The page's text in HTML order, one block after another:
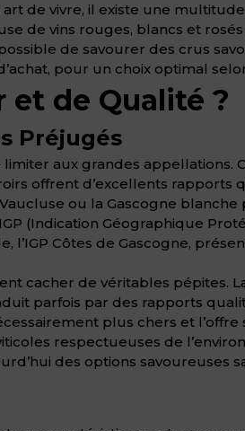
de vivre, il existe une multitude
de vins rouges, blancs et
de savourer des crus
pour un choix optimal
et de Qualité ?
Préjugés
aux grandes appellations.
offrent d’excellents rapports
ou la Gascogne
(Indication Géographique
Côtes de Gascogne,
cacher de véritables pépites.
parfois par des rapports
plus chers et l’offre
respectueuses de
des options savoureuses